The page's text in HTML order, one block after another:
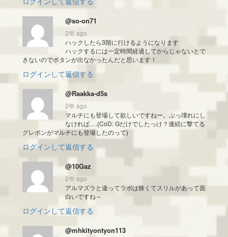
@so-on71
2年 ago
ハックしたら3階に行けるようになります
ハックするには一定時間経過してからじゃないとで
きないのでボタンが出なかったんだと思います！
ログインして返信する
@Raakka-d5s
2年 ago
マルチにも登場して欲しいですねー。ぶっ壊れにし
なければ….(CoD: Gだけでしたっけ？連続に撃てる
グレポンがマルチにも登場したのって)
ログインして返信する
@10Gaz
2年 ago
アルマズラと違ってラボは狭くてスリルがあって面
白いですね～
ログインして返信する
@mhkityontyon113